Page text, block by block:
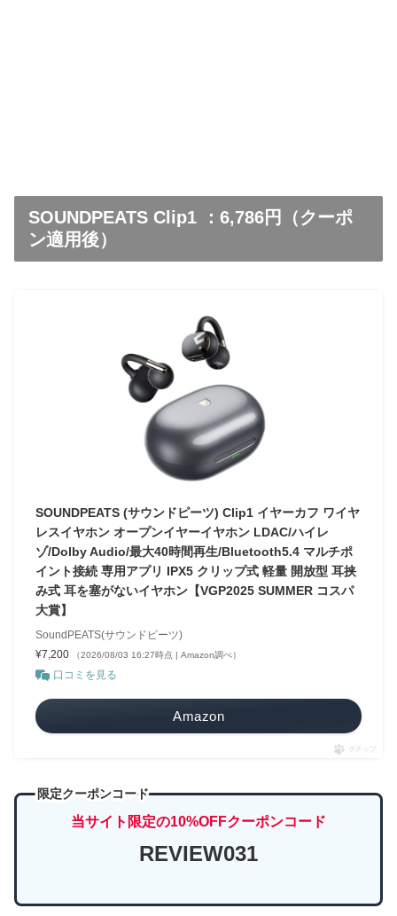
SOUNDPEATS Clip1 ：6,786円（クーポ
ン適用後）
SOUNDPEATS (サウンドピーツ) Clip1 イヤーカフ ワイヤ
レスイヤホン オープンイヤーイヤホン LDAC/ハイレ
ゾ/Dolby Audio/最大40時間再生/Bluetooth5.4 マルチポ
イント接続 専用アプリ IPX5 クリップ式 軽量 開放型 耳挟
み式 耳を塞がないイヤホン【VGP2025 SUMMER コスパ
大賞】
SoundPEATS(サウンドピーツ)
¥7,200
（2026/08/03 16:27時点 | Amazon調べ）
口コミを見る
Amazon
ポチップ
限定クーポンコード
当サイト限定の10%OFFクーポンコード
REVIEW031